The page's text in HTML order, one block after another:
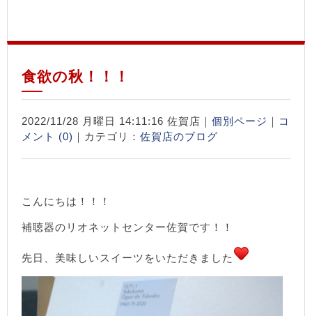
食欲の秋！！！
2022/11/28 月曜日 14:11:16 佐賀店｜ 個別ページ ｜ コ
メント (0) ｜カテゴリ： 佐賀店のブログ
こんにちは！！！
補聴器のリオネットセンター佐賀です！！
先日、美味しいスイーツをいただきました